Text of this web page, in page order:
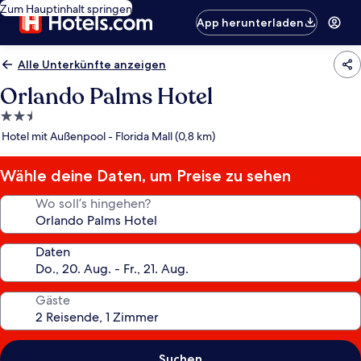
Zum Hauptinhalt springen
App herunterladen
Alle Unterkünfte anzeigen
Orlando Palms Hotel
2.5-
Sterne-
Hotel mit Außenpool - Florida Mall (0,8 km)
Wähle deine Daten, um Preise zu sehen
Wo soll’s hingehen?
Daten
Gäste